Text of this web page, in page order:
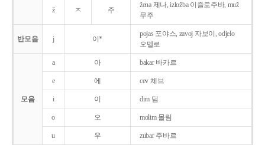
ž ㅈ 주
žena 제나, izložba 이즐로주바, muž
무주
반모음 j 이*
pojas 포야스, zavoj 자보이, odjelo
오델로
모음
a 아 bakar 바카르
e 에 cev 체브
i 이 dim 딤
o 오 molim 몰림
u 우 zubar 주바르